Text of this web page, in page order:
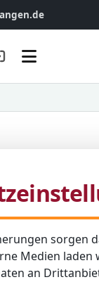
Menü
sorgen
Medien laden
an